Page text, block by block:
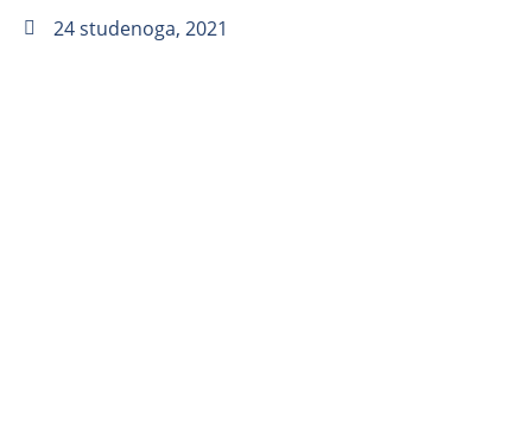
24 studenoga, 2021